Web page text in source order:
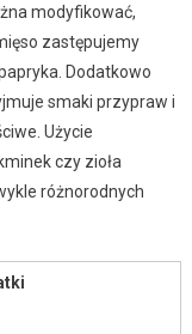
modyfikować,
zastępujemy
Dodatkowo
smaki przypraw i
Użycie
czy zioła
różnorodnych